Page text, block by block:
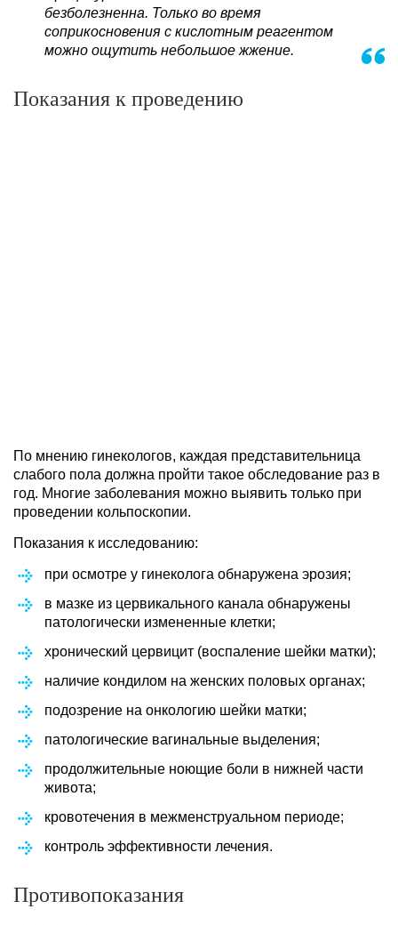
безболезненна. Только во время
соприкосновения с кислотным реагентом
можно ощутить небольшое жжение.
Показания к проведению
По мнению гинекологов, каждая представительница
слабого пола должна пройти такое обследование раз в
год. Многие заболевания можно выявить только при
проведении кольпоскопии.
Показания к исследованию:
при осмотре у гинеколога обнаружена эрозия;
в мазке из цервикального канала обнаружены
патологически измененные клетки;
хронический цервицит (воспаление шейки матки);
наличие кондилом на женских половых органах;
подозрение на онкологию шейки матки;
патологические вагинальные выделения;
продолжительные ноющие боли в нижней части
живота;
кровотечения в межменструальном периоде;
контроль эффективности лечения.
Противопоказания